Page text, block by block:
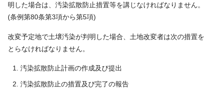
明した場合は、汚染拡散防止措置等を講じなければなりません。
(条例第80条第3項から第5項)
改変予定地で土壌汚染が判明した場合、土地改変者は次の措置を
とらなければなりません。
汚染拡散防止計画の作成及び提出
汚染拡散防止の措置及び完了の報告